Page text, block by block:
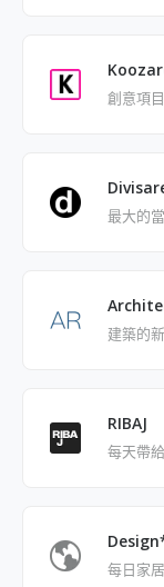
創意項
最大的
建築的
RIBAJ
每天帶
每日家